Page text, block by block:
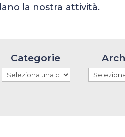
la nostra attività.
Categorie
Categorie Archivio